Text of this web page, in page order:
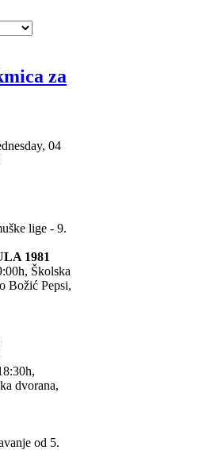
za
04
lige - 9.
1981
Školska
Božić Pepsi,
dvorana,
od 5.